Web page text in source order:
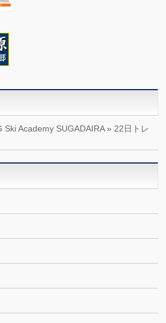
Ski Academy SUGADAIRA » 22日トレ